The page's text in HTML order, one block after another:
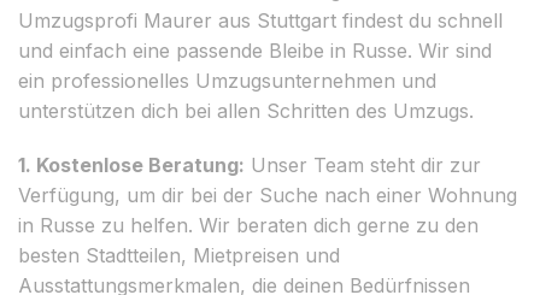
Umzugsprofi Maurer aus Stuttgart findest du schnell
und einfach eine passende Bleibe in Russe. Wir sind
ein professionelles Umzugsunternehmen und
unterstützen dich bei allen Schritten des Umzugs.
1. Kostenlose Beratung: Unser Team steht dir zur
Verfügung, um dir bei der Suche nach einer Wohnung
in Russe zu helfen. Wir beraten dich gerne zu den
besten Stadtteilen, Mietpreisen und
Ausstattungsmerkmalen, die deinen Bedürfnissen